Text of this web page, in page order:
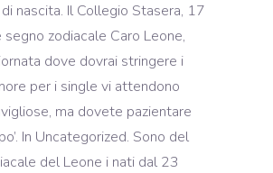
nascita. Il Collegio Stasera, 17
zodiacale Caro Leone,
dove dovrai stringere i
per i single vi attendono
ma dovete pazientare
In Uncategorized. Sono del
del Leone i nati dal 23